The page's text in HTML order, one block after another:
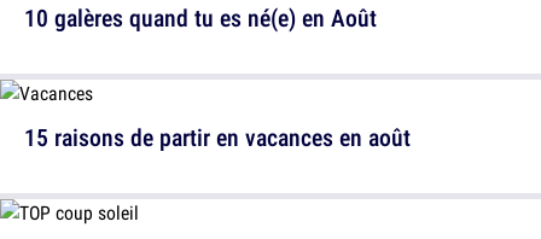
10 galères quand tu es né(e) en Août
15 raisons de partir en vacances en août